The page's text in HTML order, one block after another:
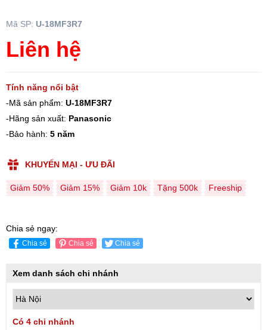
Mã SP: U-18MF3R7
Liên hệ
Tính năng nổi bật
-Mã sản phẩm: U-18MF3R7
-Hãng sản xuất: Panasonic
-Bảo hành: 5 năm
KHUYẾN MẠI - ƯU ĐÃI
Giảm 50% Giảm 15% Giảm 10k Tặng 500k Freeship
Chia sẻ ngay:
Chia sẻ Chia sẻ Chia sẻ
Xem danh sách chi nhánh
Có 4 chi nhánh